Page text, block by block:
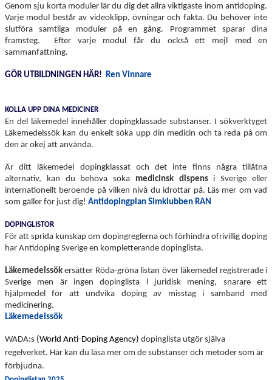
Genom sju korta moduler lär du dig det allra viktigaste inom antidoping.
Varje modul består av videoklipp, övningar och fakta. Du behöver inte
slutföra samtliga moduler på en gång. Programmet sparar dina
framsteg. Efter varje modul får du också ett mejl med en
sammanfattning.
GÖR UTBILDNINGEN HÄR! Ren Vinnare
KOLLA UPP DINA MEDICINER
En del läkemedel innehåller dopingklassade substanser. I sökverktyget
Läkemedelssök kan du enkelt söka upp din medicin och ta reda på om
den är okej att använda.
Är ditt läkemedel dopingklassat och det inte finns några tillåtna
alternativ, kan du behöva söka medicinsk dispensi Sverige eller
internationellt beroende på vilken nivå du idrottar på. Läs mer om vad
som gäller för just dig! Antidopingplan Simklubben RAN
DOPINGLISTOR
För att sprida kunskap om dopingreglerna och förhindra ofrivillig doping
har Antidoping Sverige en kompletterande dopinglista.
Läkemedelssök ersätter Röda-gröna listan över läkemedel registrerade i
Sverige men är ingen dopinglista i juridisk mening, snarare ett
hjälpmedel för att undvika doping av misstag i samband med
medicinering.
Läkemedelssök
WADA:s (World Anti-Doping Agency) dopinglista utgör själva
regelverket. Här kan du läsa mer om de substanser och metoder som är
förbjudna.